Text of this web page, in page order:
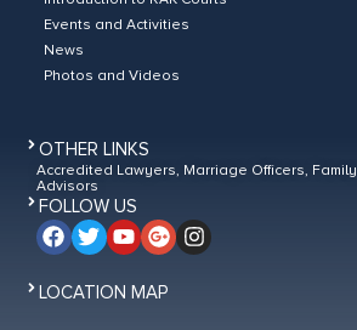
Events and Activities
News
Photos and Videos
OTHER LINKS
Accredited Lawyers, Marriage Officers, Family
Advisors
FOLLOW US
LOCATION MAP